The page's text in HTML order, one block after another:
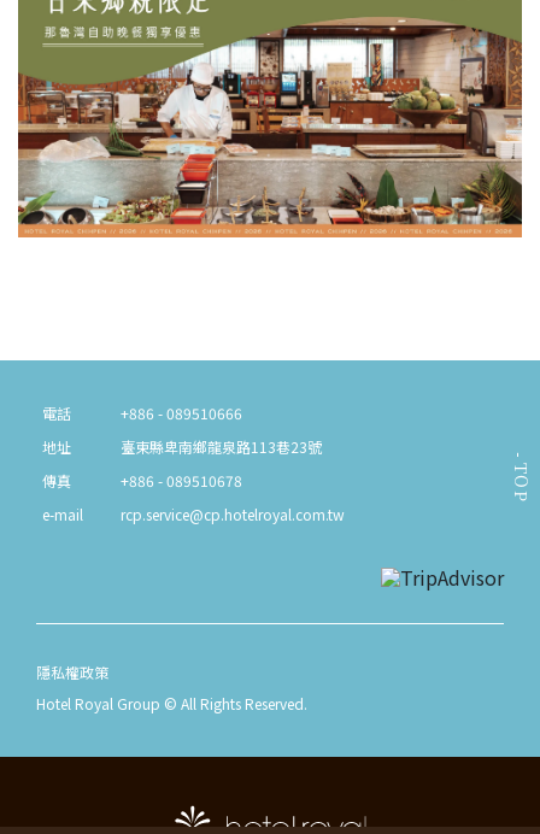
TOP
電話
+886 - 089510666
地址
臺東縣卑南鄉龍泉路113巷23號
傳真
+886 - 089510678
e-mail
rcp.service@cp.hotelroyal.com.tw
隱私權政策
Hotel Royal Group © All Rights Reserved.